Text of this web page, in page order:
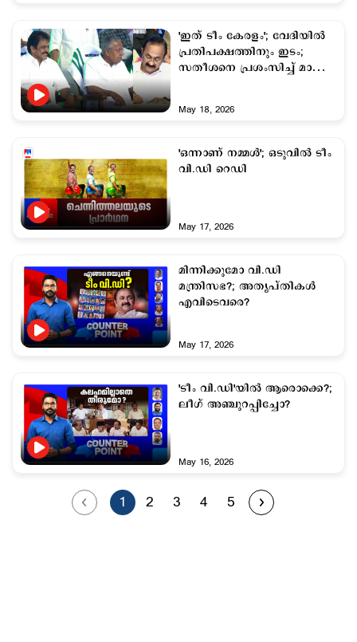
'ഇത് ടീം കേരളം'; വേദിയില്‍
പ്രതിപക്ഷത്തിനും ഇടം;
സതീശനെ പ്രശംസിച്ച് മാലാ
May 18, 2026
'ഒന്നാണ് നമ്മള്‍'; ഒടുവില്‍ ടീം
വി.ഡി റെഡി
May 17, 2026
മിന്നിക്കുമോ വി.ഡി
മന്ത്രിസഭ?; അതൃപ്തികള്‍
എവിടെവരെ?
May 17, 2026
'ടീം വി.ഡി'യില്‍ ആരൊക്കെ?;
ലീഗ് അഞ്ചുറപ്പിച്ചോ?
May 16, 2026
1 2 3 4 5